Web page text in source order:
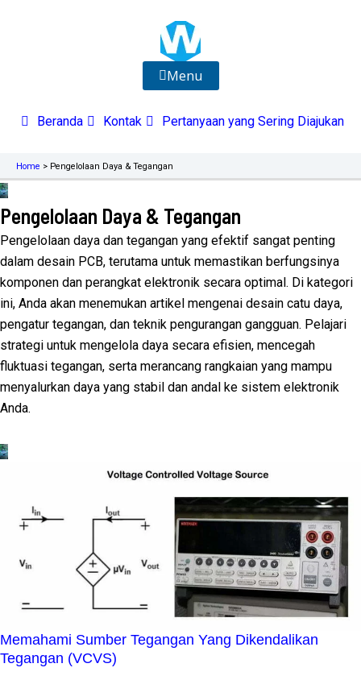
Menu
Beranda Kontak Pertanyaan yang Sering Diajukan
Home > Pengelolaan Daya & Tegangan
Pengelolaan Daya & Tegangan
Pengelolaan daya dan tegangan yang efektif sangat penting
dalam desain PCB, terutama untuk memastikan berfungsinya
komponen dan perangkat elektronik secara optimal. Di kategori
ini, Anda akan menemukan artikel mengenai desain catu daya,
pengatur tegangan, dan teknik pengurangan gangguan. Pelajari
strategi untuk mengelola daya secara efisien, mencegah
fluktuasi tegangan, serta merancang rangkaian yang mampu
menyalurkan daya yang stabil dan andal ke sistem elektronik
Anda.
Memahami Sumber Tegangan Yang Dikendalikan
Tegangan (VCVS)